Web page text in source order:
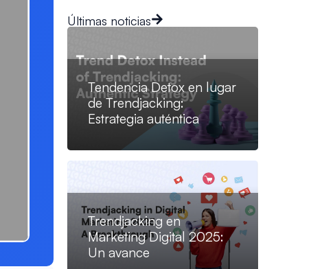
Últimas noticias
Tendencia Detox en lugar
de Trendjacking:
Estrategia auténtica
Trendjacking en
Marketing Digital 2025:
Un avance